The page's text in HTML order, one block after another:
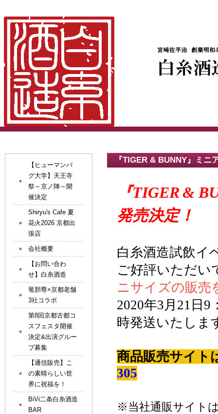
『TIGER & BUNNY』ミニ
『TIGER &
発売決定！
白糸酒造試飲イ
ご好評いただい
ニサイズの販売
2020年3月 21 日 9
時発送いたしま
商品販売サイ
305
※当社通販サイト
【ヒューマンバ
グ大学】天王寺
祭～京ノ陣～開
催決定
Shiryu's Cafe 夏
花火2026 京都出
張店
会社概要
【お問い合わ
せ】白糸酒造
竜胆尊×京都老舗
3社コラボ
第8回京都古都コ
スフェスタ開催
決定&出演グルー
プ募集
【通信販売】こ
の素晴らしい世
界に祝福を！
BiVi二条白糸酒造
BAR